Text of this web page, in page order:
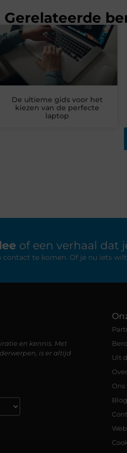
Gerelateerde
De ultieme gids voor het
kiezen van de perfecte
laptop
of een verhaal dat
te komen. Of je nu iets
en kennis. Met
is er altijd
Uit